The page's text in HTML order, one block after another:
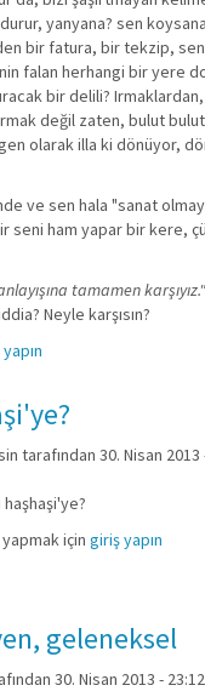
yanyana? sen
bir fatura, bir tekzip,
falan herhangi bir yere
bir delili?
değil zaten, bulut
olarak illa ki dönüyor,
ve sen hala "sanat
seni ham yapar bir kere,
tamamen karşıyız."
Neyle karşısın?
tarafından 30. Nisan
için giriş yapın
geleneksel
30. Nisan 2013 -